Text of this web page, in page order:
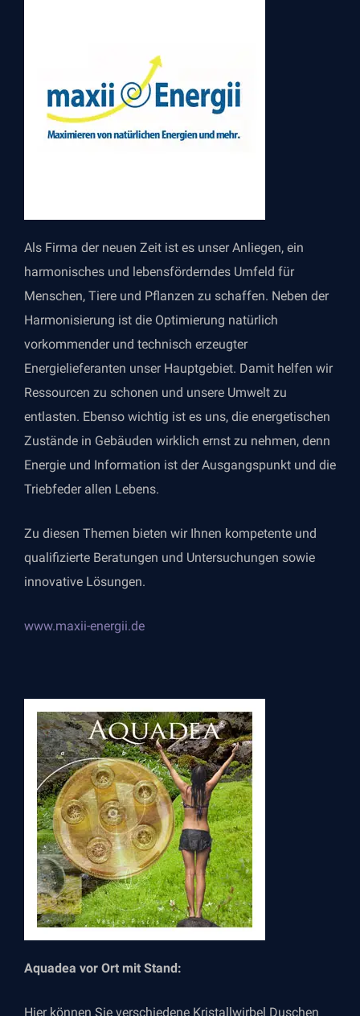
Als Firma der neuen Zeit ist es unser Anliegen, ein
harmonisches und lebensförderndes Umfeld für
Menschen, Tiere und Pflanzen zu schaffen. Neben der
Harmonisierung ist die Optimierung natürlich
vorkommender und technisch erzeugter
Energielieferanten unser Hauptgebiet. Damit helfen wir
Ressourcen zu schonen und unsere Umwelt zu
entlasten. Ebenso wichtig ist es uns, die energetischen
Zustände in Gebäuden wirklich ernst zu nehmen, denn
Energie und Information ist der Ausgangspunkt und die
Triebfeder allen Lebens.
Zu diesen Themen bieten wir Ihnen kompetente und
qualifizierte Beratungen und Untersuchungen sowie
innovative Lösungen.
www.maxii-energii.de
Aquadea vor Ort mit Stand:
Hier können Sie verschiedene Kristallwirbel Duschen